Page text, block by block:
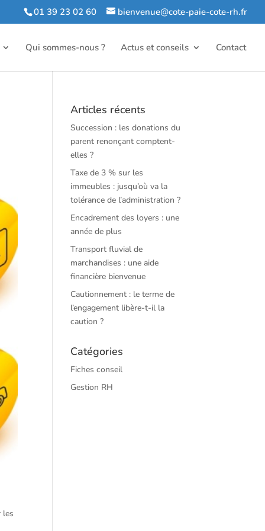
01 39 23 02 60 bienvenue@cote-paie-cote-rh.fr
Qui sommes-nous ? Actus et conseils Contact
les
Articles récents
Succession : les donations du
parent renonçant comptent-
elles ?
Taxe de 3 % sur les
immeubles : jusqu’où va la
tolérance de l’administration ?
Encadrement des loyers : une
année de plus
Transport fluvial de
marchandises : une aide
financière bienvenue
Cautionnement : le terme de
l’engagement libère-t-il la
caution ?
Catégories
Fiches conseil
Gestion RH